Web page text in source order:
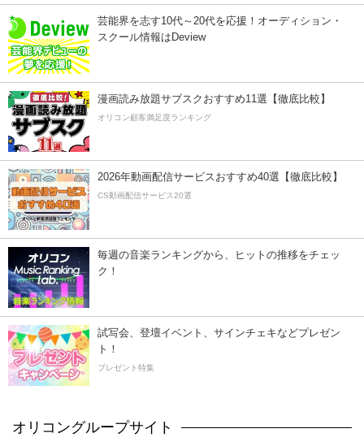
芸能界を志す10代～20代を応援！オーディション・
スクール情報はDeview
漫画読み放題サブスクおすすめ11選【徹底比較】
オリコン顧客満足度ランキング
2026年動画配信サービスおすすめ40選【徹底比較】
CS動画配信サービス20選
毎週の音楽ランキングから、ヒットの推移をチェッ
ク！
試写会、登壇イベント、サインチェキなどプレゼン
ト！
プレゼント特集
オリコングループサイト